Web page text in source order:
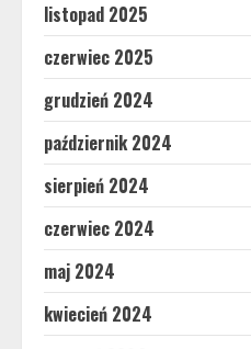
listopad 2025
czerwiec 2025
grudzień 2024
październik 2024
sierpień 2024
czerwiec 2024
maj 2024
kwiecień 2024